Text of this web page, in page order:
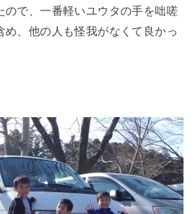
ので、一番軽いユウタの手を咄嗟
め、他の人も怪我がなくて良かっ